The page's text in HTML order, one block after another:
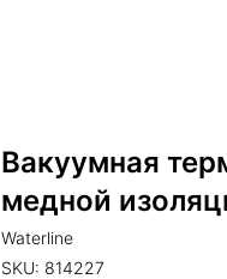
Вакуумная
медной
Waterline
SKU: 814227